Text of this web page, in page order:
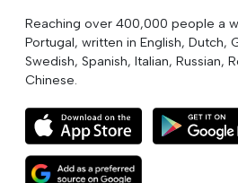
Reaching over 400,000 people a
Portugal, written in English, Dutch,
Swedish, Spanish, Italian, Russian,
Chinese.